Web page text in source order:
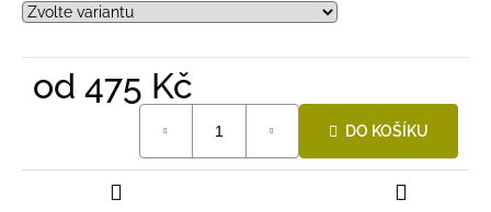
od 475 Kč
DO KOŠÍKU
395